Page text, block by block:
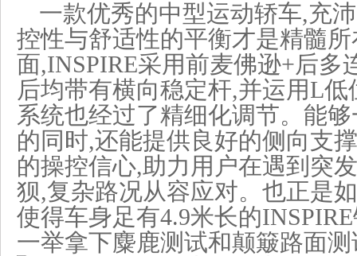
一款优秀的中型运动轿车,充
控性与舒适性的平衡才是精髓
面,INSPIRE采用前麦佛逊+后多
后均带有横向稳定杆,并运用L
系统也经过了精细化调节。能
的同时,还能提供良好的侧向支
的操控信心,助力用户在遇到突
狈,复杂路况从容应对。也正是
使得车身足有4.9米长的
一举拿下麋鹿测试和颠簸路面